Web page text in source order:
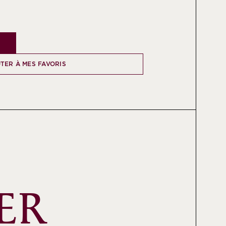
À MES FAVORIS